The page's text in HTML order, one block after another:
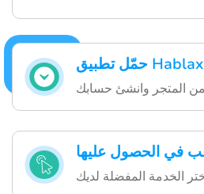
المتجر وانشئ حسابك
في الحصول عليها
الخدمة المفضلة لديك